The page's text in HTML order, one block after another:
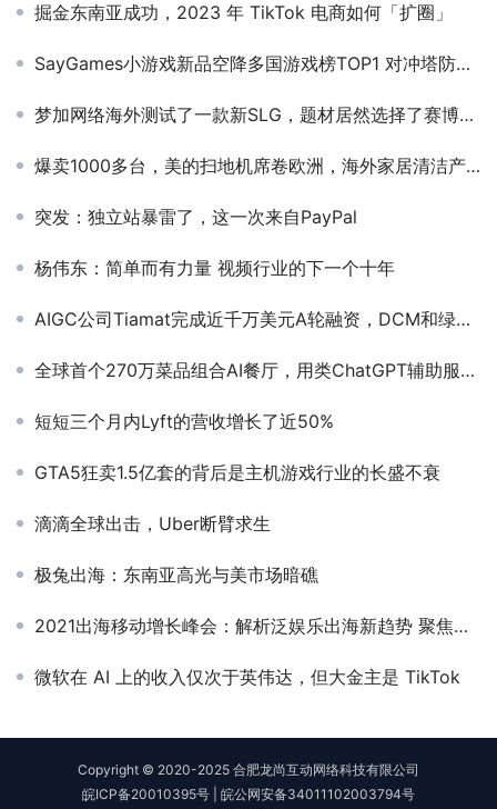
掘金东南亚成功，2023 年 TikTok 电商如何「扩圈」
SayGames小游戏新品空降多国游戏榜TOP1 对冲塔防+We Are Warriors融合的好模板
梦加网络海外测试了一款新SLG，题材居然选择了赛博朋克
爆卖1000多台，美的扫地机席卷欧洲，海外家居清洁产品成热门！
突发：独立站暴雷了，这一次来自PayPal
杨伟东：简单而有力量 视频行业的下一个十年
AIGC公司Tiamat完成近千万美元A轮融资，DCM和绿洲资本联合领投
全球首个270万菜品组合AI餐厅，用类ChatGPT辅助服务员
短短三个月内Lyft的营收增长了近50%
GTA5狂卖1.5亿套的背后是主机游戏行业的长盛不衰
滴滴全球出击，Uber断臂求生
极兔出海：东南亚高光与美市场暗礁
2021出海移动增长峰会：解析泛娱乐出海新趋势 聚焦技术创新与增长
微软在 AI 上的收入仅次于英伟达，但大金主是 TikTok
Copyright © 2020-2025 合肥龙尚互动网络科技有限公司
皖ICP备20010395号
皖公网安备34011102003794号